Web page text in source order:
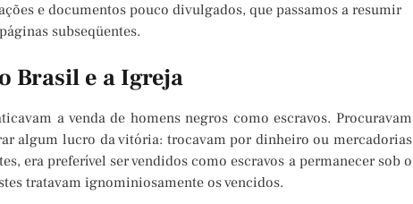
e documentos pouco divulgados, que passamos a resumir
subseqüentes.
Brasil e a Igreja
a venda de homens negros como escravos. Procuravam
algum lucro da vitória: trocavam por dinheiro ou mercadorias
era preferível ser vendidos como escravos a permanecer sob o
tratavam ignominiosamente os vencidos.